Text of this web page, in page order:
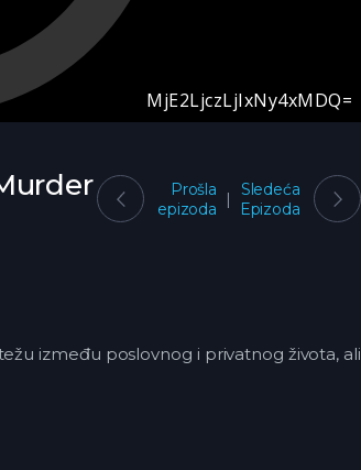
Prošla
epizoda
Sledeća
Epizoda
između poslovnog i privatnog života, ali